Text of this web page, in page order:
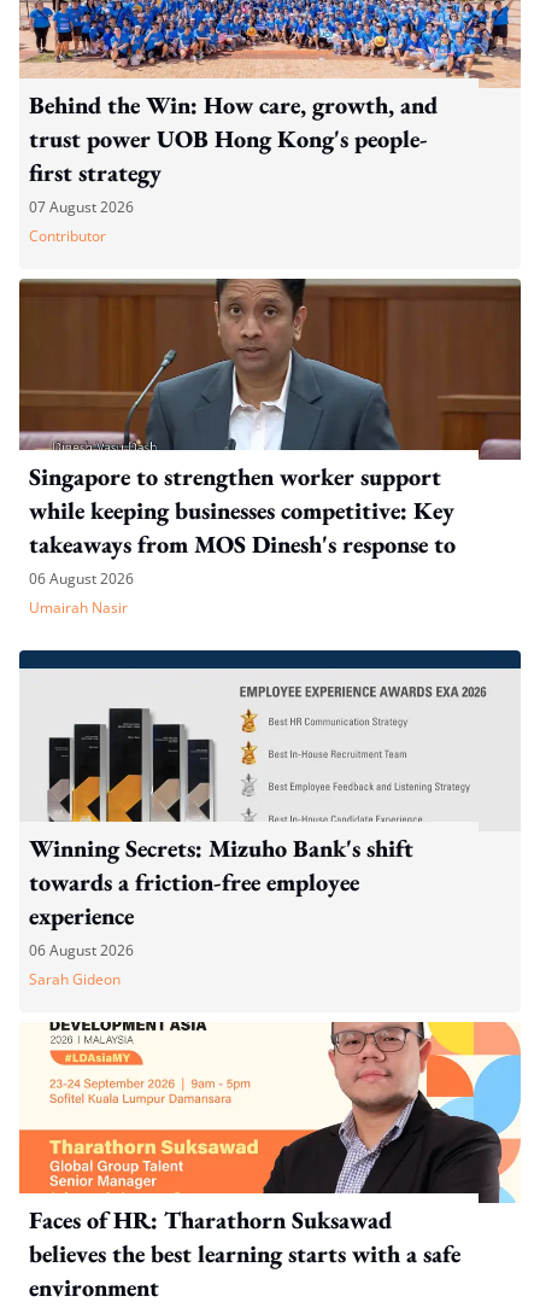
Behind the Win: How care, growth, and
trust power UOB Hong Kong's people-
first strategy
07 August 2026
Contributor
Singapore to strengthen worker support
while keeping businesses competitive: Key
takeaways from MOS Dinesh's response to
WP's motion
06 August 2026
Umairah Nasir
Winning Secrets: Mizuho Bank's shift
towards a friction-free employee
experience
06 August 2026
Sarah Gideon
Faces of HR: Tharathorn Suksawad
believes the best learning starts with a safe
environment